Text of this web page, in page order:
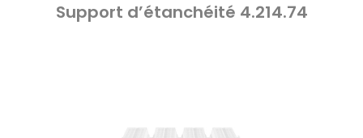
Support d’étanchéité 4.214.74